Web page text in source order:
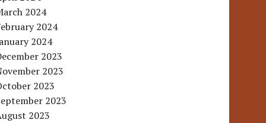
2024
2024
2024
2023
2023
2023
2023
2023